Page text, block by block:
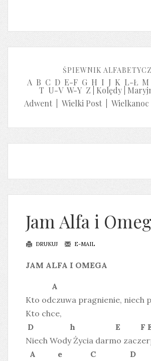
ŚPIEWNIK
A B C D E-F G H I J K L-Ł M
T U-V W-Y Z Kolędy
Adwent| Wielki Post| Wielkanoc
Jam Alfa i
DRUKUJ E-MAIL
JAM ALFA I OMEGA
A
Kto odczuwa pragnienie, niech
Kto chce,
D h E F
Niech Wody Życia darmo
A e C D